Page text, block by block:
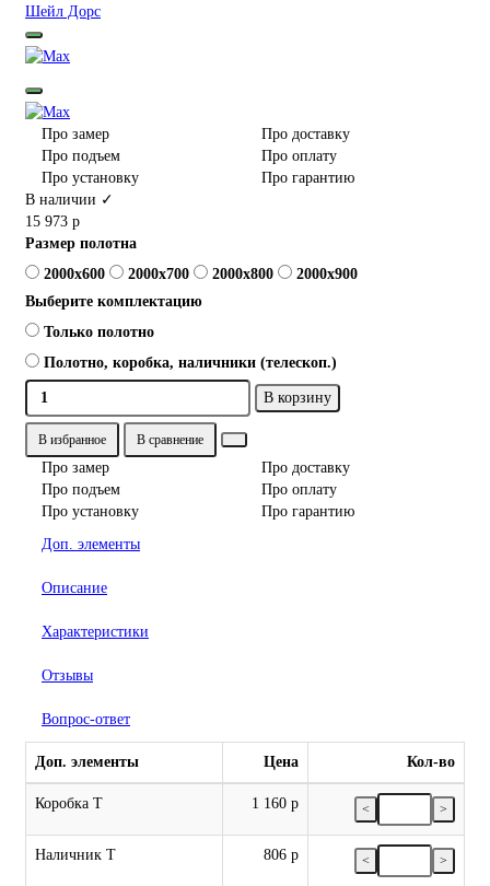
Шейл Дорс
Про замер
Про доставку
Про подъем
Про оплату
Про установку
Про гарантию
В наличии ✓
15 973 р
Размер полотна
2000x600
2000x700 2000x800
2000x900
Выберите комплектацию
Только полотно
Полотно, коробка, наличники (телескоп.)
В корзину
В избранное В сравнение
Про замер
Про доставку
Про подъем
Про оплату
Про установку
Про гарантию
Доп. элементы
Описание
Характеристики
Отзывы
Вопрос-ответ
Доп. элементы Цена Кол-во
Коробка Т 1 160 р < >
Наличник Т 806 р < >